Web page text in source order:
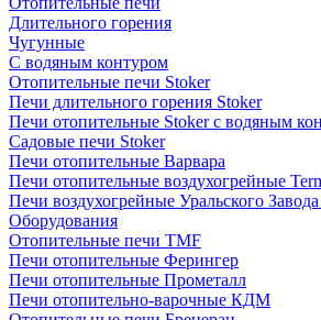
Длительного горения
Чугунные
C водяным контуром
Отопительные печи Stoker
Печи длительного горения Stoker
Печи отопительные Stoker с водяным
Садовые печи Stoker
Печи отопительные Варвара
Печи отопительные воздухогрейные
Печи воздухогрейные Уральского
Оборудования
Отопительные печи TMF
Печи отопительные Ферингер
Печи отопительные Прометалл
Печи отопительно-варочные КДМ